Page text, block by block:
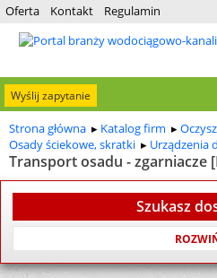
Oferta Kontakt Regulamin
Wyślij zapytanie
Strona główna Katalog firm
Osady ściekowe, skratki
Urządzenia
Transport osadu - zgarniacze
Szukasz
Usługa jest